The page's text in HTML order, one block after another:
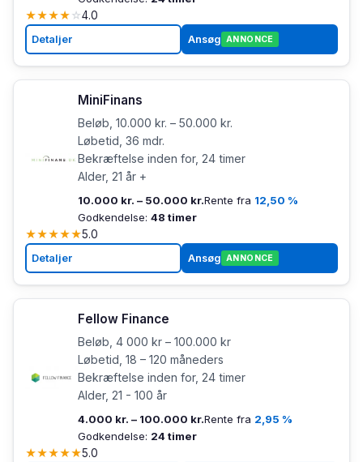
★★★★☆4.0
Detaljer Ansøg ANNONCE
MiniFinans
Beløb, 10.000 kr. – 50.000 kr.
Løbetid, 36 mdr.
Bekræftelse inden for, 24 timer
Alder, 21 år +
10.000 kr. – 50.000 kr.Rente fra 12,50 %
Godkendelse: 48 timer
★★★★★5.0
Detaljer Ansøg ANNONCE
Fellow Finance
Beløb, 4 000 kr – 100.000 kr
Løbetid, 18 – 120 måneders
Bekræftelse inden for, 24 timer
Alder, 21 - 100 år
4.000 kr. – 100.000 kr.Rente fra 2,95 %
Godkendelse: 24 timer
★★★★★5.0